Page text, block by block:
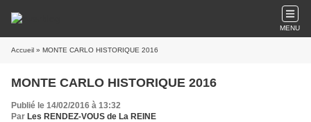
MENU
Accueil » MONTE CARLO HISTORIQUE 2016
MONTE CARLO HISTORIQUE 2016
Publié le 14/02/2016 à 13:32
Par Les RENDEZ-VOUS de La REINE